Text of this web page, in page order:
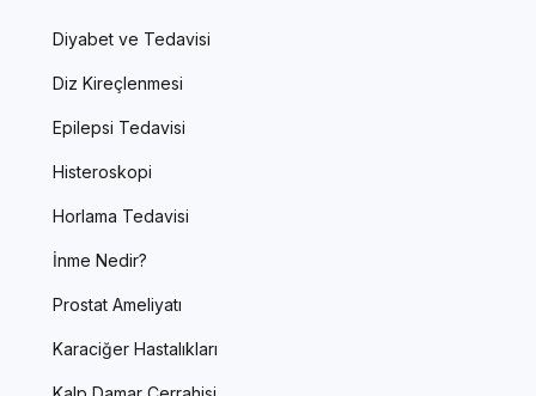
Diyabet ve Tedavisi
Diz Kireçlenmesi
Epilepsi Tedavisi
Histeroskopi
Horlama Tedavisi
İnme Nedir?
Prostat Ameliyatı
Karaciğer Hastalıkları